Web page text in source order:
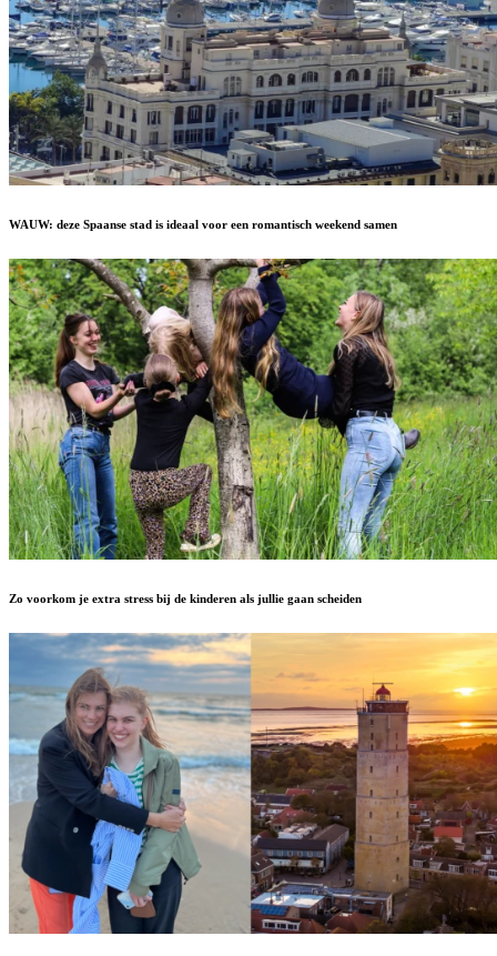
WAUW: deze Spaanse stad is ideaal voor een romantisch weekend samen
Zo voorkom je extra stress bij de kinderen als jullie gaan scheiden